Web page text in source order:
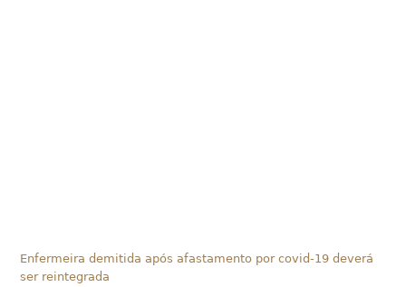
Enfermeira demitida após afastamento por covid-19 deverá
ser reintegrada